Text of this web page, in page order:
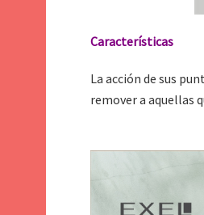
Características
La acción de sus
remover a aquellas